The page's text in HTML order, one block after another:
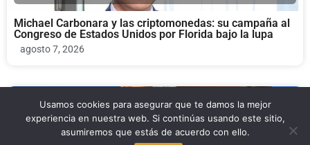
Michael Carbonara y las criptomonedas: su campaña al
Congreso de Estados Unidos por Florida bajo la lupa
agosto 7, 2026
Familia y Crianza
Jose Dotres pide a padres haitianos llevar a sus hijos a
Usamos cookies para asegurar que te damos la mejor
experiencia en nuestra web. Si continúas usando este sitio,
asumiremos que estás de acuerdo con ello.